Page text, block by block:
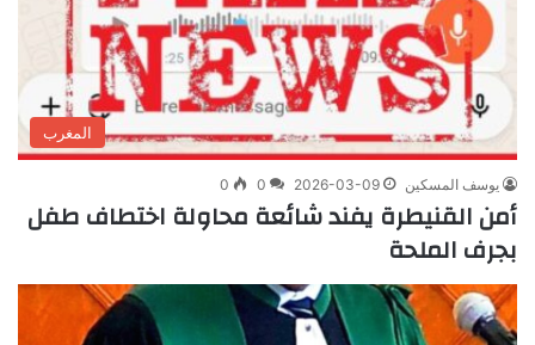
المغرب
يوسف المسكين 2026-03-09
0
0
أمن القنيطرة يفند شائعة محاولة اختطاف طفل
بجرف الملحة